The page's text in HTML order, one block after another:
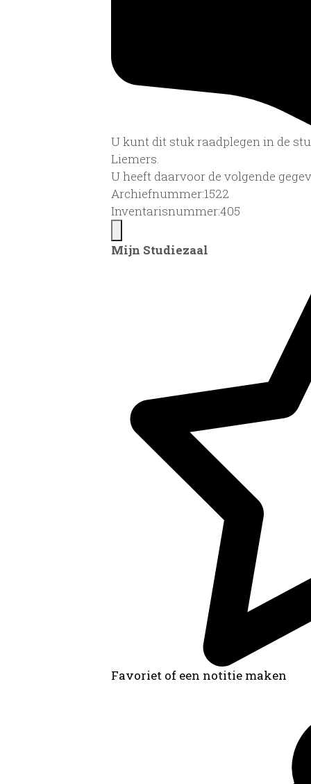
U kunt dit stuk raadplegen in de
Liemers.
U heeft daarvoor de volgende
Archiefnummer:1522
Inventarisnummer:405
Mijn Studiezaal
Favoriet of een notitie maken